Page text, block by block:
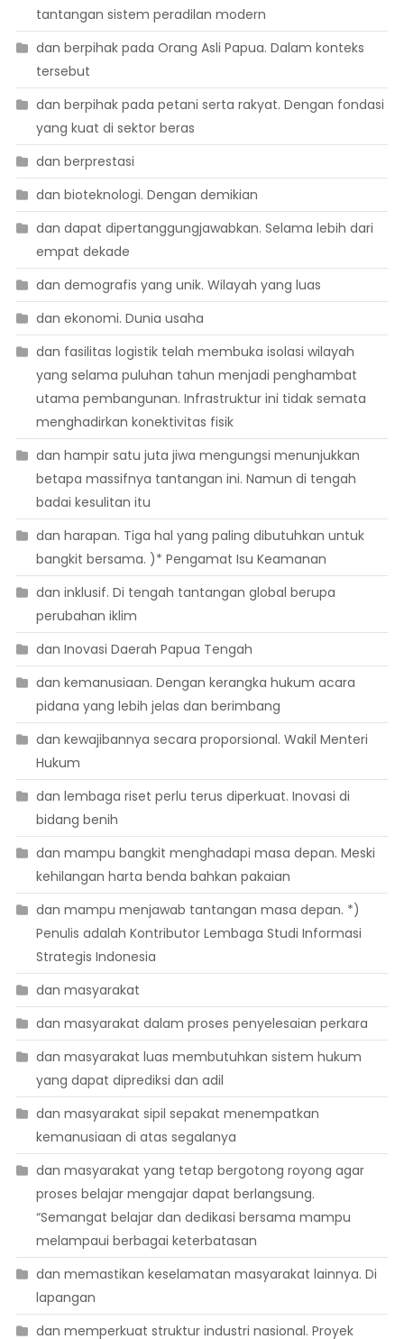
tantangan sistem peradilan modern
dan berpihak pada Orang Asli Papua. Dalam konteks
tersebut
dan berpihak pada petani serta rakyat. Dengan fondasi
yang kuat di sektor beras
dan berprestasi
dan bioteknologi. Dengan demikian
dan dapat dipertanggungjawabkan. Selama lebih dari
empat dekade
dan demografis yang unik. Wilayah yang luas
dan ekonomi. Dunia usaha
dan fasilitas logistik telah membuka isolasi wilayah
yang selama puluhan tahun menjadi penghambat
utama pembangunan. Infrastruktur ini tidak semata
menghadirkan konektivitas fisik
dan hampir satu juta jiwa mengungsi menunjukkan
betapa massifnya tantangan ini. Namun di tengah
badai kesulitan itu
dan harapan. Tiga hal yang paling dibutuhkan untuk
bangkit bersama. )* Pengamat Isu Keamanan
dan inklusif. Di tengah tantangan global berupa
perubahan iklim
dan Inovasi Daerah Papua Tengah
dan kemanusiaan. Dengan kerangka hukum acara
pidana yang lebih jelas dan berimbang
dan kewajibannya secara proporsional. Wakil Menteri
Hukum
dan lembaga riset perlu terus diperkuat. Inovasi di
bidang benih
dan mampu bangkit menghadapi masa depan. Meski
kehilangan harta benda bahkan pakaian
dan mampu menjawab tantangan masa depan. *)
Penulis adalah Kontributor Lembaga Studi Informasi
Strategis Indonesia
dan masyarakat
dan masyarakat dalam proses penyelesaian perkara
dan masyarakat luas membutuhkan sistem hukum
yang dapat diprediksi dan adil
dan masyarakat sipil sepakat menempatkan
kemanusiaan di atas segalanya
dan masyarakat yang tetap bergotong royong agar
proses belajar mengajar dapat berlangsung.
“Semangat belajar dan dedikasi bersama mampu
melampaui berbagai keterbatasan
dan memastikan keselamatan masyarakat lainnya. Di
lapangan
dan memperkuat struktur industri nasional. Proyek